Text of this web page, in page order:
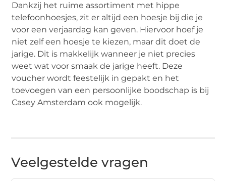
Dankzij het ruime assortiment met hippe
telefoonhoesjes, zit er altijd een hoesje bij die je
voor een verjaardag kan geven. Hiervoor hoef je
niet zelf een hoesje te kiezen, maar dit doet de
jarige. Dit is makkelijk wanneer je niet precies
weet wat voor smaak de jarige heeft. Deze
voucher wordt feestelijk in gepakt en het
toevoegen van een persoonlijke boodschap is bij
Casey Amsterdam ook mogelijk.
Veelgestelde vragen